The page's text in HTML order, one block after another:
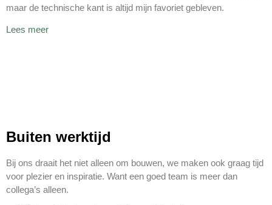
maar de technische kant is altijd mijn favoriet gebleven.
Lees meer
Buiten werktijd
Bij ons draait het niet alleen om bouwen, we maken ook graag tijd
voor plezier en inspiratie. Want een goed team is meer dan
collega’s alleen.